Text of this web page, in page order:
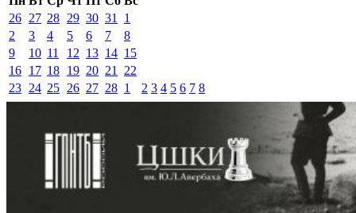
26 27 28 29 30 31
1
2
3 4 5 6 7
8
9
10 11 12 13 14 15
16 17 18 19 20 21
22
23 24 25 26 27 28 1 2 3 4 5 6 7 8